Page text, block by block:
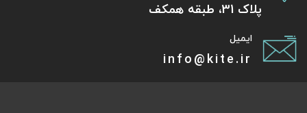
پلاک 31، طبقه همکف
ایمیل
info@kite.ir